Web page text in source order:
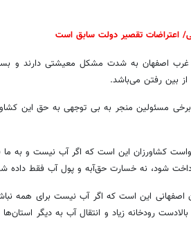
اصفهان به شدت مشکل معیشتی دارند و
بین رفتن می‌باشد.
برخی مسئولین منجر به بی توجهی به حق این
کشاورزان این است که اگر آب نیست و به
شود، نه خسارت حق‌آبه و پول آب فقط داده
اصفهانی این است که اگر آب نیست برای همه
رودخانه زیاد و انتقال آب به دیگر